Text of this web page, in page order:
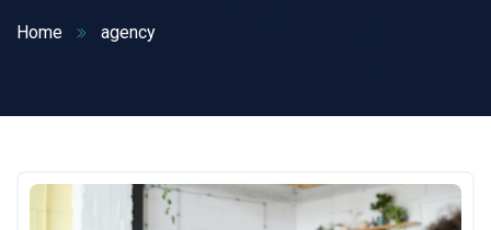
Home agency